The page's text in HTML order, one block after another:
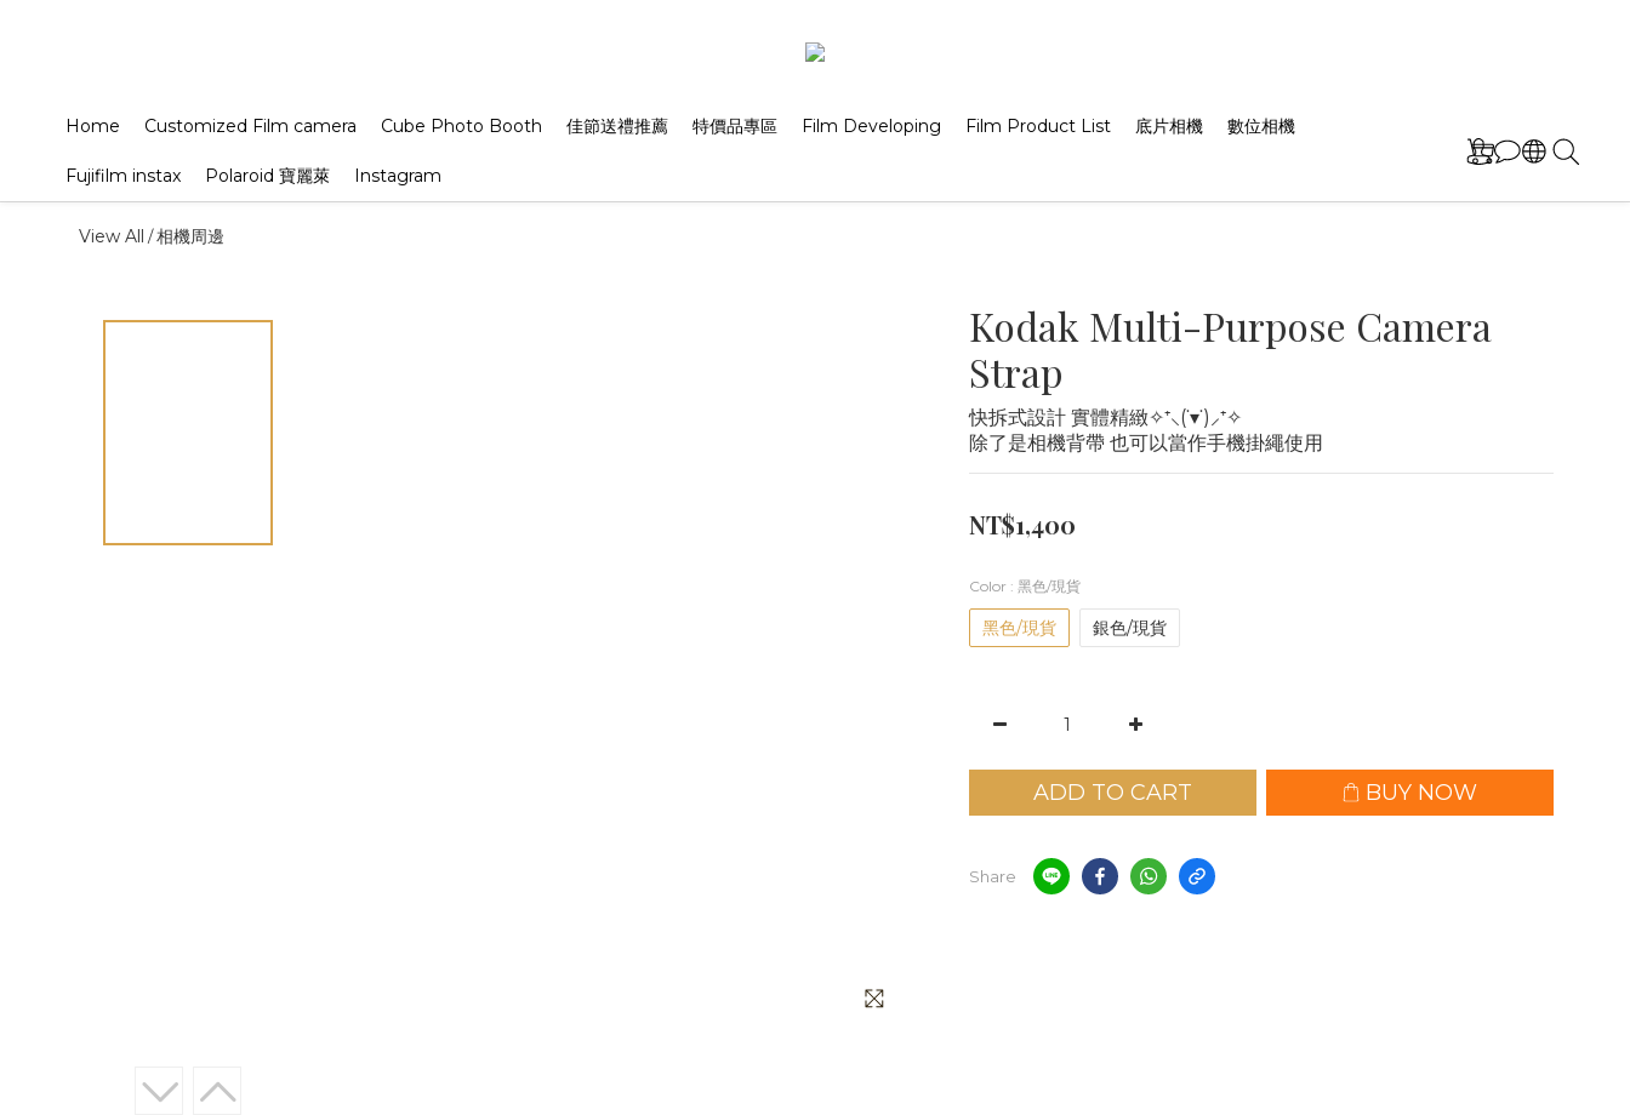
Home Customized Film camera Cube Photo Booth 佳節送禮推薦 特價品專區 Film Developing Film Product List 底片相機 數位相機
Fujifilm instax Polaroid 寶麗萊 Instagram
View All /相機周邊
Kodak Multi-Purpose Camera
Strap
快拆式設計 實體精緻✧⁺⸜(˙▾˙)⸝⁺✧
除了是相機背帶 也可以當作手機掛繩使用
NT$1,400
Color : 黑色/現貨
黑色/現貨 銀色/現貨
ADD TO CART BUY NOW
Share